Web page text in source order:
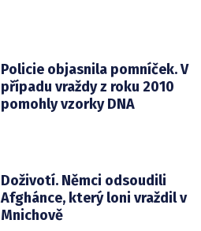
Policie objasnila pomníček. V
případu vraždy z roku 2010
pomohly vzorky DNA
Doživotí. Němci odsoudili
Afghánce, který loni vraždil v
Mnichově